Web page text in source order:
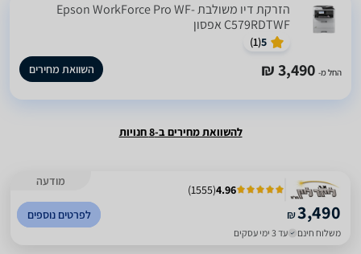
‏הזרקת דיו ‏משולבת Epson WorkForce Pro WF-
C579RDTWF אפסון
5
(
1
)
החל מ- 3,490 ₪ השוואת מחירים
להשוואת מחירים ב-8 חנויות
מודעה
4.96
(
1555
)
₪3,490
משלוח חינם עד 3 ימי עסקים
לפרטים נוספים